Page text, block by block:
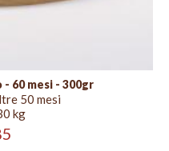
60 mesi - 300gr
50 mesi
kg